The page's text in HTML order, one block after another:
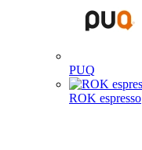
PUQ
ROK espresso